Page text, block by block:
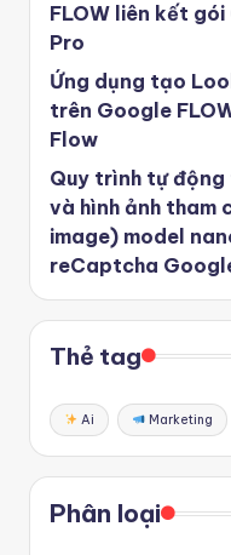
FLOW liên kết
Pro
Ứng dụng tạo
trên Google
Flow
Quy trình tự động
và hình ảnh tham
image) model
reCaptcha
Thẻ tag
Ai Marketing
Phân loại